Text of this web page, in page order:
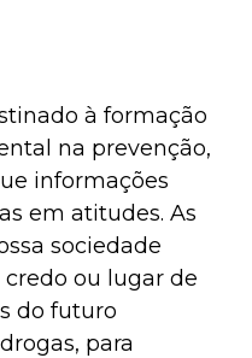
à formação
na prevenção,
informações
em atitudes. As
sociedade
ou lugar de
do futuro
para